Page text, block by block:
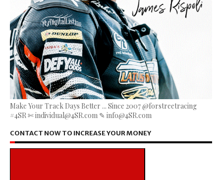
Make Your Track Days Better ... Since 2007 @forstreetracing
#4SR ✄ individual@4SR.com ✎ info@4SR.com
CONTACT NOW TO INCREASE YOUR MONEY